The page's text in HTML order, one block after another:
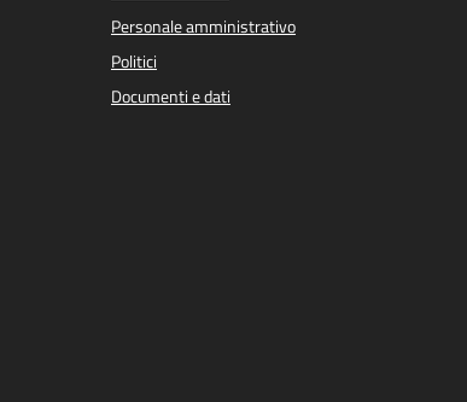
Personale amministrativo
Politici
Documenti e dati